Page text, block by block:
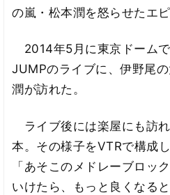
の嵐・松本潤を怒らせたエ
2014年5月に東京ドーム
JUMPのライブに、伊野尾
潤が訪れた。
ライブ後には楽屋にも訪
本。その様子をVTRで構成
「あそこのメドレーブロッ
いけたら、もっと良くなる